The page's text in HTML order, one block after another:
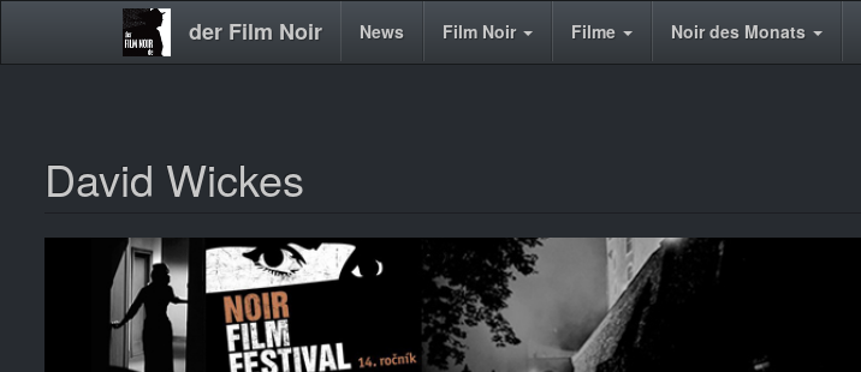
der Film Noir
Main News Film Noir Filme Noir des Monats
David Wickes